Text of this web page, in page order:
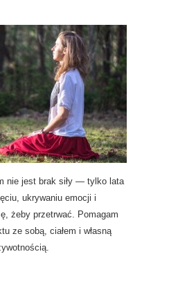
nie jest brak siły — tylko lata
ukrywaniu emocji i
żeby przetrwać. Pomagam
ze sobą, ciałem i własną